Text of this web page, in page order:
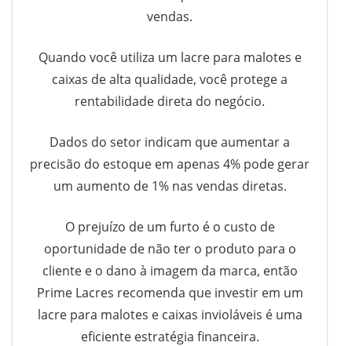
vendas.
Quando você utiliza um lacre para malotes e
caixas de alta qualidade, você protege a
rentabilidade direta do negócio.
Dados do setor indicam que aumentar a
precisão do estoque em apenas 4% pode gerar
um aumento de 1% nas vendas diretas.
O prejuízo de um furto é o custo de
oportunidade de não ter o produto para o
cliente e o dano à imagem da marca, então
Prime Lacres recomenda que investir em um
lacre para malotes e caixas invioláveis é uma
eficiente estratégia financeira.